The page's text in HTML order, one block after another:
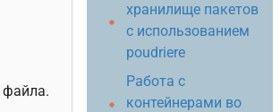
файла.
хранилище пакетов
с использованием
poudriere
Работа с
контейнерами во